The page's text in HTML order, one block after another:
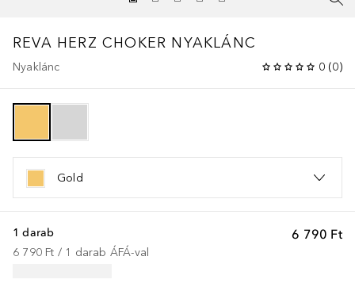
REVA HERZ CHOKER NYAKLÁNC
Nyaklánc 0 (0)
Gold
6 790 Ft
1 darab
6 790 Ft / 1 darab ÁFÁ-val